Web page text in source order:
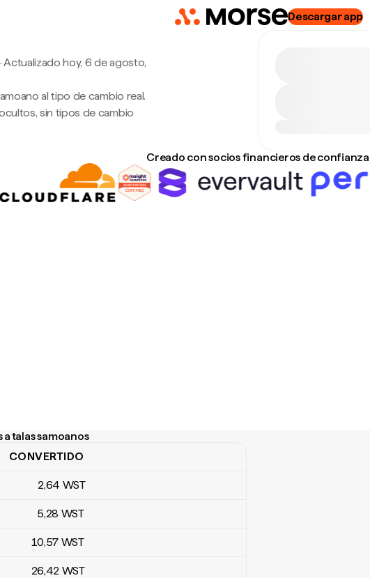
Descargar app
·Actualizado hoy, 6 de agosto,
al tipo de cambio real.
sin tipos de cambio
Creado con socios financieros de confianza
talas samoanos
talas samoanos
CONVERTIDO
2,64 WST
5,28 WST
10,57 WST
26,42 WST